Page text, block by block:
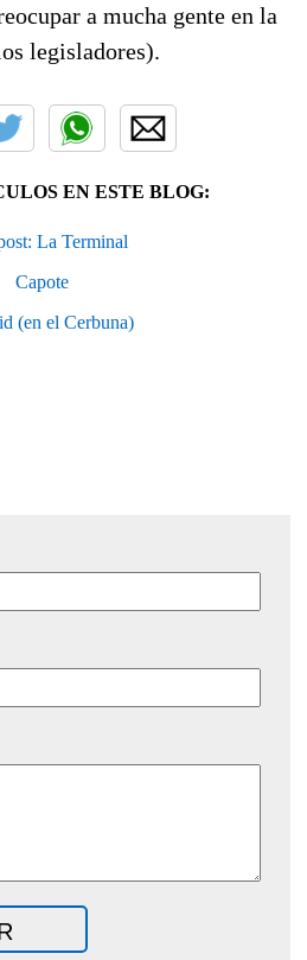
a mucha gente en la
legisladores).
EN ESTE BLOG:
La Terminal
Capote
(en el Cerbuna)